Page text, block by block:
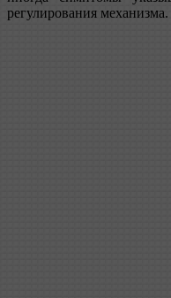
регулирования